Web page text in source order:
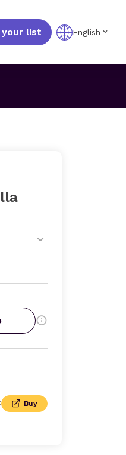
your list English
Buy